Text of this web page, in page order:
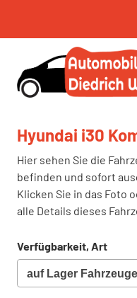
Hyundai i30
Hier sehen Sie die
befinden und sofort
Klicken Sie in das Foto
alle Details dieses
Verfügbarkeit, Art